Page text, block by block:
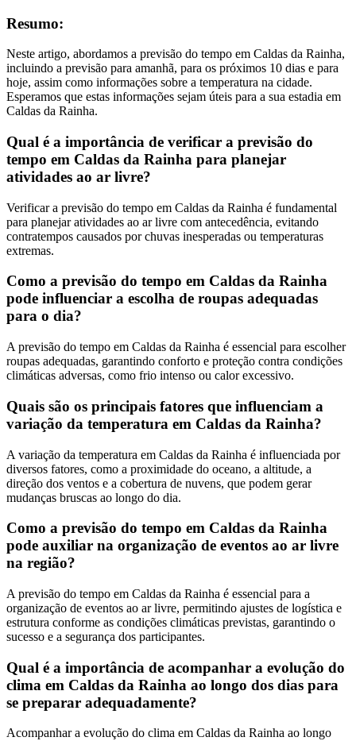
Resumo:
Neste artigo, abordamos a previsão do tempo em Caldas da Rainha,
incluindo a previsão para amanhã, para os próximos 10 dias e para
hoje, assim como informações sobre a temperatura na cidade.
Esperamos que estas informações sejam úteis para a sua estadia em
Caldas da Rainha.
Qual é a importância de verificar a previsão do
tempo em Caldas da Rainha para planejar
atividades ao ar livre?
Verificar a previsão do tempo em Caldas da Rainha é fundamental
para planejar atividades ao ar livre com antecedência, evitando
contratempos causados por chuvas inesperadas ou temperaturas
extremas.
Como a previsão do tempo em Caldas da Rainha
pode influenciar a escolha de roupas adequadas
para o dia?
A previsão do tempo em Caldas da Rainha é essencial para escolher
roupas adequadas, garantindo conforto e proteção contra condições
climáticas adversas, como frio intenso ou calor excessivo.
Quais são os principais fatores que influenciam a
variação da temperatura em Caldas da Rainha?
A variação da temperatura em Caldas da Rainha é influenciada por
diversos fatores, como a proximidade do oceano, a altitude, a
direção dos ventos e a cobertura de nuvens, que podem gerar
mudanças bruscas ao longo do dia.
Como a previsão do tempo em Caldas da Rainha
pode auxiliar na organização de eventos ao ar livre
na região?
A previsão do tempo em Caldas da Rainha é essencial para a
organização de eventos ao ar livre, permitindo ajustes de logística e
estrutura conforme as condições climáticas previstas, garantindo o
sucesso e a segurança dos participantes.
Qual é a importância de acompanhar a evolução do
clima em Caldas da Rainha ao longo dos dias para
se preparar adequadamente?
Acompanhar a evolução do clima em Caldas da Rainha ao longo